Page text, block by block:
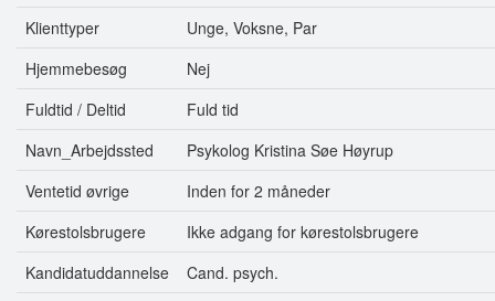
Klienttyper
Unge, Voksne, Par
Hjemmebesøg
Nej
Fuldtid / Deltid
Fuld tid
Navn_Arbejdssted
Psykolog Kristina Søe Høyrup
Ventetid øvrige
Inden for 2 måneder
Kørestolsbrugere
Ikke adgang for kørestolsbrugere
Kandidatuddannelse
Cand. psych.